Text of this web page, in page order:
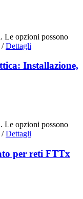
Le opzioni possono
/ Dettagli
Installazione,
Le opzioni possono
/ Dettagli
per reti FTTx